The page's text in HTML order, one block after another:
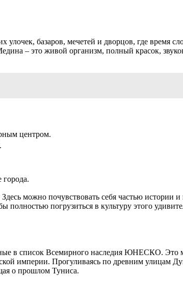
базаров, мечетей и дворцов, где время
– это живой организм, полный красок,
центром.
можно почувствовать себя частью истории и
погрузиться в культуру этого
в список Всемирного наследия ЮНЕСКО. Это
империи. Прогуливаясь по древним улицам
о прошлом Туниса.